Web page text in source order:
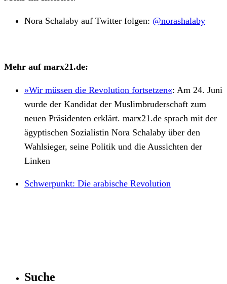
Nora Schalaby auf Twitter folgen: @norashalaby
Mehr auf marx21.de:
»Wir müssen die Revolution fortsetzen«: Am 24. Juni
wurde der Kandidat der Muslimbruderschaft zum
neuen Präsidenten erklärt. marx21.de sprach mit der
ägyptischen Sozialistin Nora Schalaby über den
Wahlsieger, seine Politik und die Aussichten der
Linken
Schwerpunkt: Die arabische Revolution
Suche